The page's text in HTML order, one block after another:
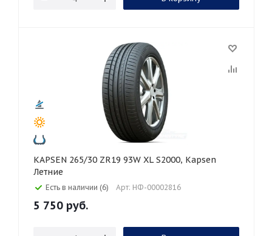
KAPSEN 265/30 ZR19 93W XL S2000, Kapsen
Летние
Есть в наличии (6) Арт: НФ-00002816
5 750 руб.